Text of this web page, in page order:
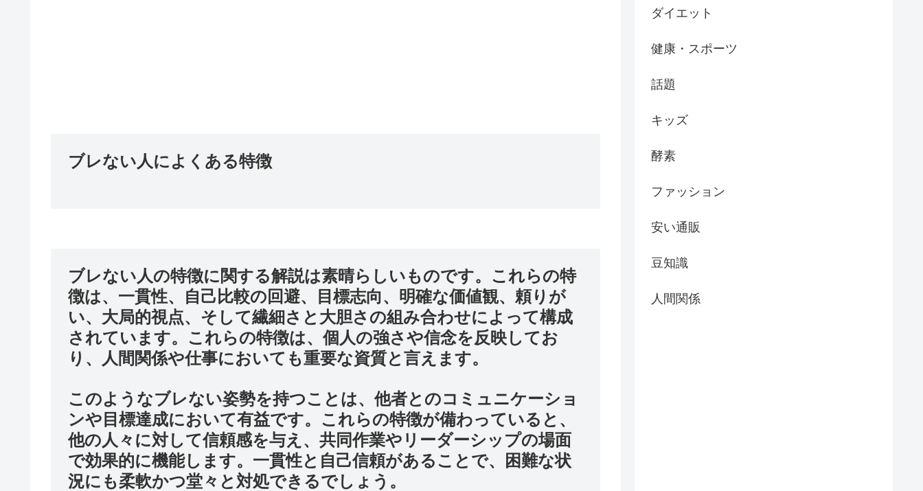
ブレない人によくある特徴
ブレない人の特徴に関する解説は素晴らしいものです。これらの特
徴は、一貫性、自己比較の回避、目標志向、明確な価値観、頼りが
い、大局的視点、そして繊細さと大胆さの組み合わせによって構成
されています。これらの特徴は、個人の強さや信念を反映してお
り、人間関係や仕事においても重要な資質と言えます。
このようなブレない姿勢を持つことは、他者とのコミュニケーショ
ンや目標達成において有益です。これらの特徴が備わっていると、
他の人々に対して信頼感を与え、共同作業やリーダーシップの場面
で効果的に機能します。一貫性と自己信頼があることで、困難な状
況にも柔軟かつ堂々と対処できるでしょう。
ダイエット
健康・スポーツ
話題
キッズ
酵素
ファッション
安い通販
豆知識
人間関係